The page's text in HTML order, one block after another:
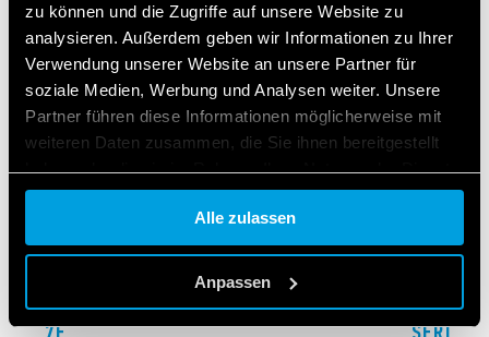
zu können und die Zugriffe auf unsere Website zu
analysieren. Außerdem geben wir Informationen zu Ihrer
Verwendung unserer Website an unsere Partner für
soziale Medien, Werbung und Analysen weiter. Unsere
Partner führen diese Informationen möglicherweise mit
weiteren Daten zusammen, die Sie ihnen bereitgestellt
haben oder die sie im Rahmen Ihrer Nutzung der Dienste
gesammelt haben.
Cookie policy.
Alle zulassen
Anpassen